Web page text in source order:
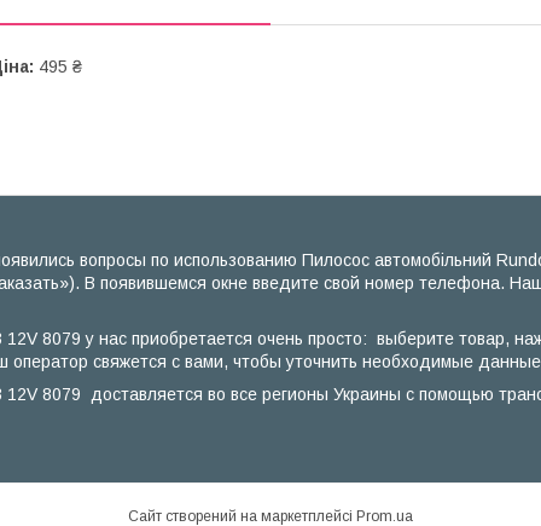
495 ₴
вопросы по использованию Пилосос автомобільний
В появившемся окне введите свой номер телефона.
8079 у нас приобретается очень просто: выберите товар,
свяжется с вами, чтобы уточнить необходимые
8079 доставляется во все регионы Украины с помощью
Сайт створений на маркетплейсі Prom.ua